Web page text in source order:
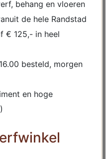
behang en vloeren
de hele Randstad
€ 125,- in heel
besteld, morgen
en hoge